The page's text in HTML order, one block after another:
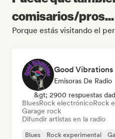
comisarios/pros...
Porque estás visitando el
Good Vibrations
Emisoras De Radio
&gt; 2900 respuestas
BluesRock electrónicoRock
Garage rock
Difundir artistas en la radio
Blues Rock experimental